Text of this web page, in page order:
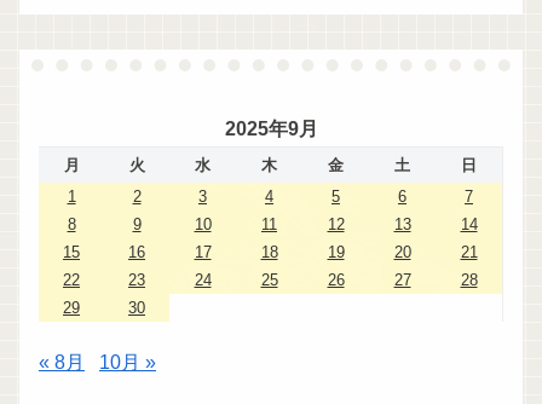
2025年9月
月 火 水 木 金 土
日
1
2 3 4 5 6
7
8
9 10 11 12 13
14
15
16 17 18 19 20
21
22
23 24 25 26 27
28
29
30
« 8月 10月 »